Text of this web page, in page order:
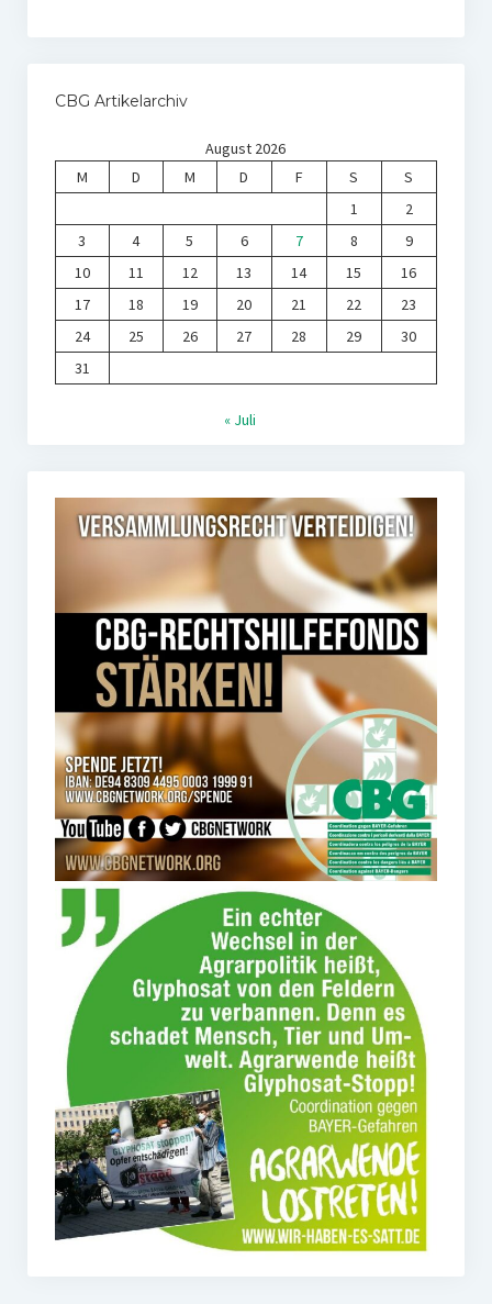
CBG Artikelarchiv
August 2026
M
D M D F S
S
1
2
3
4 5 6 7 8
9
10
11 12 13 14 15
16
17
18 19 20 21 22
23
24
25 26 27 28 29
30
31
« Juli